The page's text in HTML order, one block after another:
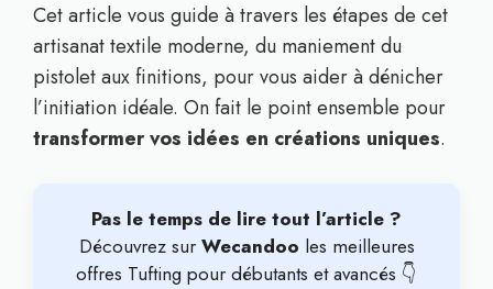
Cet article vous guide à travers les étapes de cet
artisanat textile moderne, du maniement du
pistolet aux finitions, pour vous aider à dénicher
l’initiation idéale. On fait le point ensemble pour
transformer vos idées en créations uniques.
Pas le temps de lire tout l’article ?
Découvrez sur Wecandoo les meilleures
offres Tufting pour débutants et avancés 👇